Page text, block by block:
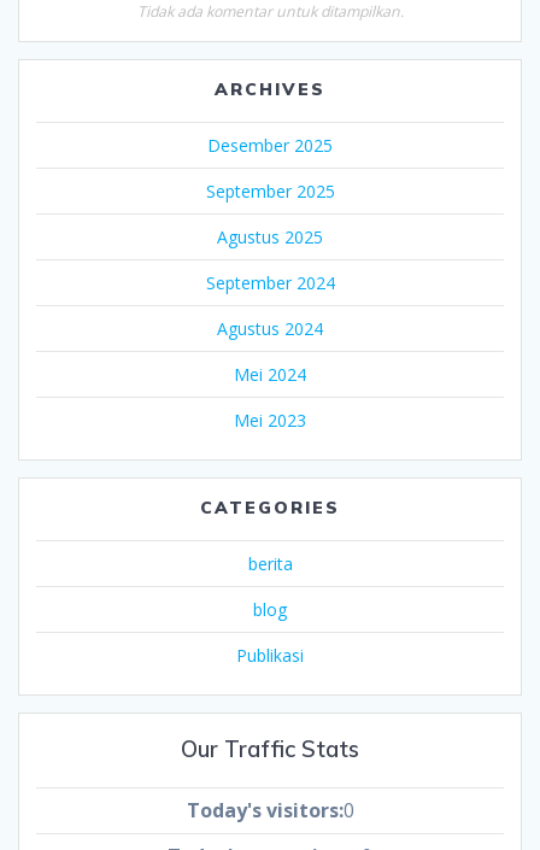
Tidak ada komentar untuk ditampilkan.
ARCHIVES
Desember 2025
September 2025
Agustus 2025
September 2024
Agustus 2024
Mei 2024
Mei 2023
CATEGORIES
berita
blog
Publikasi
Our Traffic Stats
Today's visitors:0